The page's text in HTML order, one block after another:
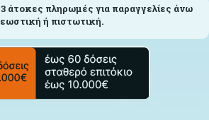
άτοκες πληρωμές για παραγγελίες άνω
ή πιστωτική.